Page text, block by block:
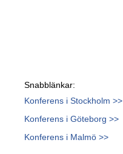
Snabblänkar:
Konferens i Stockholm >>
Konferens i Göteborg >>
Konferens i Malmö >>